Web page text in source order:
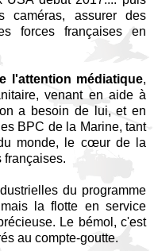
assurer des
forces françaises en
l'attention médiatique,
venant en aide à
a besoin de lui, et en
BPC de la Marine, tant
monde, le cœur de la
françaises.
du programme
la flotte en service
Le bémol, c'est
au compte-goutte.